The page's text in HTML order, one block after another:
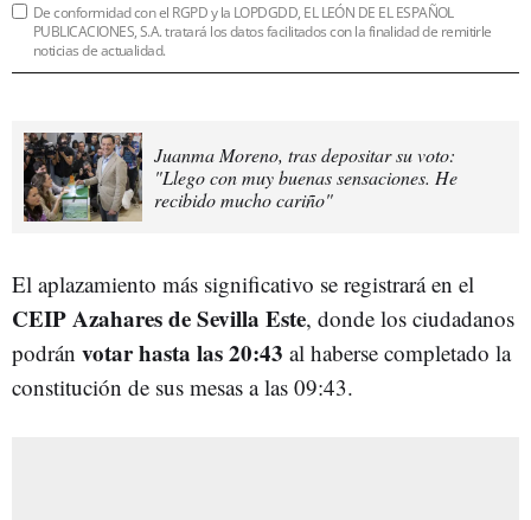
De conformidad con el RGPD y la LOPDGDD, EL LEÓN DE EL ESPAÑOL
PUBLICACIONES, S.A. tratará los datos facilitados con la finalidad de remitirle
noticias de actualidad.
Juanma Moreno, tras depositar su voto:
"Llego con muy buenas sensaciones. He
recibido mucho cariño"
El aplazamiento más significativo se registrará en el
CEIP Azahares de Sevilla Este, donde los ciudadanos
podrán votar hasta las 20:43 al haberse completado la
constitución de sus mesas a las 09:43.